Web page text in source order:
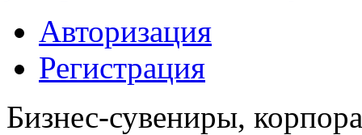
Авторизация
Регистрация
Бизнес-сувениры,